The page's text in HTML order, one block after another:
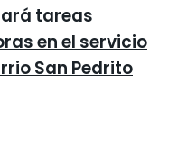
tareas
en el servicio
San Pedrito